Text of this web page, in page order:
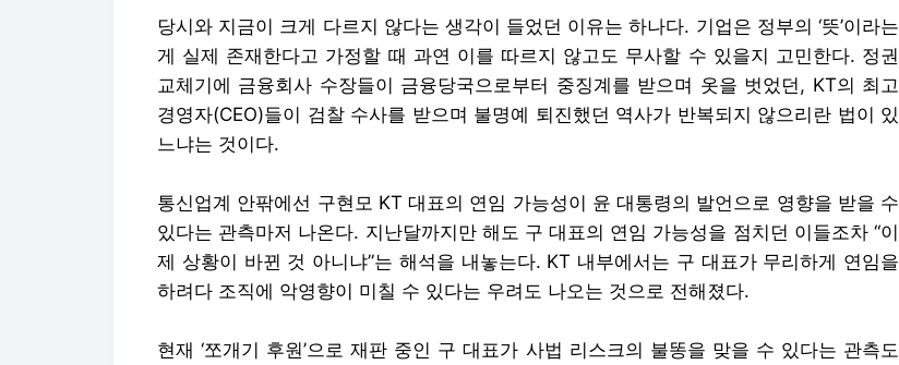
당시와 지금이 크게 다르지 않다는 생각이 들었던 이유는 하나다. 기업은 정부의 ‘뜻’이라는
게 실제 존재한다고 가정할 때 과연 이를 따르지 않고도 무사할 수 있을지 고민한다. 정권
교체기에 금융회사 수장들이 금융당국으로부터 중징계를 받으며 옷을 벗었던, KT의 최고
경영자(CEO)들이 검찰 수사를 받으며 불명예 퇴진했던 역사가 반복되지 않으리란 법이 있
느냐는 것이다.
통신업계 안팎에선 구현모 KT 대표의 연임 가능성이 윤 대통령의 발언으로 영향을 받을 수
있다는 관측마저 나온다. 지난달까지만 해도 구 대표의 연임 가능성을 점치던 이들조차 “이
제 상황이 바뀐 것 아니냐”는 해석을 내놓는다. KT 내부에서는 구 대표가 무리하게 연임을
하려다 조직에 악영향이 미칠 수 있다는 우려도 나오는 것으로 전해졌다.
현재 ‘쪼개기 후원’으로 재판 중인 구 대표가 사법 리스크의 불똥을 맞을 수 있다는 관측도